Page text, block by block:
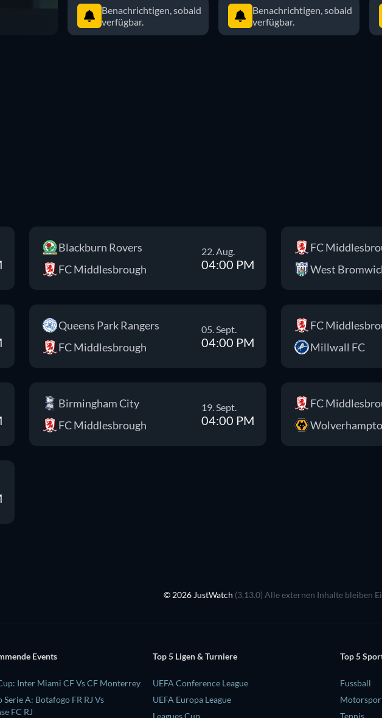
Benachrichtigen, sobald
verfügbar.
Benachrichtigen, sobald
verfügbar.
Blackburn Rovers
FC Middlesbrough
22. Aug.
04:00 PM
FC
West
Queens Park Rangers
FC Middlesbrough
05. Sept.
04:00 PM
FC
Millwall FC
Birmingham City
FC Middlesbrough
19. Sept.
04:00 PM
FC
© 2026 JustWatch (3.13.0) Alle externen Inhalte bleiben
Events
Inter Miami CF Vs CF Monterrey
Serie A: Botafogo FR RJ Vs
FC RJ
Top 5 Ligen & Turniere
UEFA Conference League
UEFA Europa League
Leagues Cup
Top 5
Fussball
Tennis